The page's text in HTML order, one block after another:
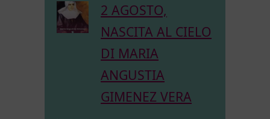
2 AGOSTO,
NASCITA AL CIELO
DI MARIA
ANGUSTIA
GIMENEZ VERA